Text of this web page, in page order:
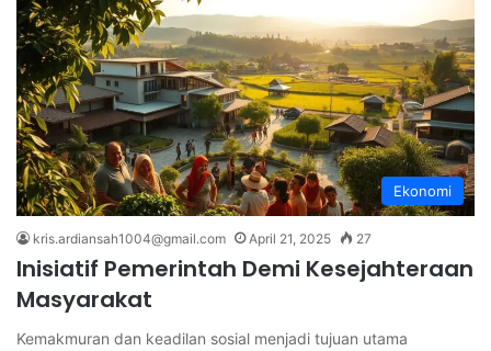
Ekonomi
kris.ardiansah1004@gmail.com April 21, 2025 27
Inisiatif Pemerintah Demi Kesejahteraan
Masyarakat
Kemakmuran dan keadilan sosial menjadi tujuan utama